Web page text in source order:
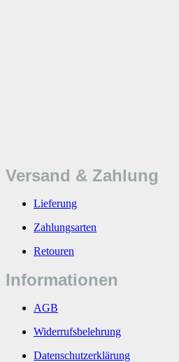
Versand & Zahlung
Lieferung
Zahlungsarten
Retouren
Informationen
AGB
Widerrufsbelehrung
Datenschutzerklärung